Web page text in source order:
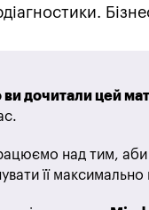
дочитали цей
над тим, аби
її